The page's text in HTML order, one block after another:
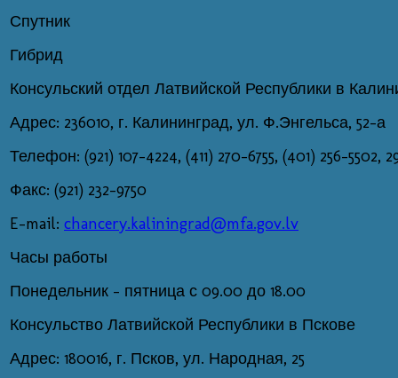
Спутник
Гибрид
Консульский отдел Латвийской Республики в
Адрес: 236010, г. Калининград, ул. Ф.Энгельса, 52-а
Телефон: (921) 107-4224, (411) 270-6755, (401) 256-5502,
Факс: (921) 232-9750
E-mail: chancery.kaliningrad@mfa.gov.lv
Часы работы
Понедельник - пятница с 09.00 до 18.00
Консульство Латвийской Республики в Пскове
Адрес: 180016, г. Псков, ул. Народная, 25